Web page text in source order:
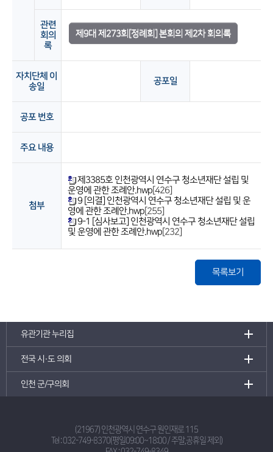
관련
회의
록
제9대 제273회[정례회] 본회의 제2차 회의록
자치단체 이
송일
공포일
공포 번호
주요 내용
첨부
제3385호 인천광역시 연수구 청소년재단 설립 및
운영에 관한 조례안.hwp[426]
9 [의결] 인천광역시 연수구 청소년재단 설립 및 운
영에 관한 조례안.hwp[255]
9-1 [심사보고] 인천광역시 연수구 청소년재단 설립
및 운영에 관한 조례안.hwp [232]
목록보기
유관기관 누리집
전국 시·도 의회
인천 군/구의회
(21967) 인천광역시 연수구 원인재로 115
Tel :032-749-8370(평일09:00~18:00 / 주말,공휴일 제외)